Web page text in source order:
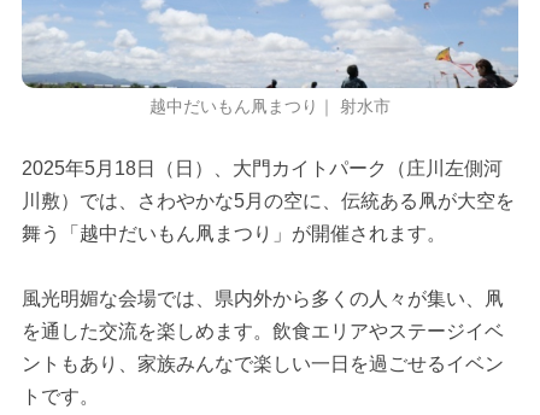
越中だいもん凧まつり｜ 射水市
2025年5月18日（日）、大門カイトパーク（庄川左側河
川敷）では、さわやかな5月の空に、伝統ある凧が大空を
舞う「越中だいもん凧まつり」が開催されます。
風光明媚な会場では、県内外から多くの人々が集い、凧
を通した交流を楽しめます。飲食エリアやステージイベ
ントもあり、家族みんなで楽しい一日を過ごせるイベン
トです。